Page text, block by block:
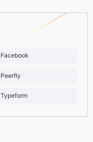
Facebook
Peerfly
Typeform